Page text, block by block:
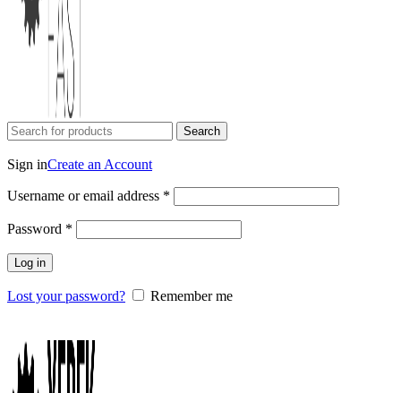
Search
Sign inCreate an Account
Username or email address *
Password *
Log in
Lost your password?
Remember me